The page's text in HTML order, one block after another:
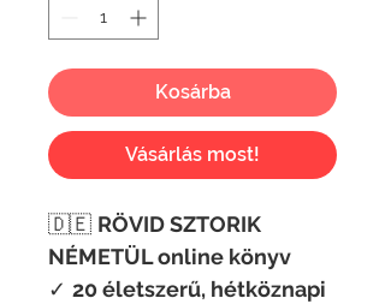
Kosárba
Vásárlás most!
🇩🇪 RÖVID SZTORIK
NÉMETÜL online könyv
✓ 20 életszerű, hétköznapi